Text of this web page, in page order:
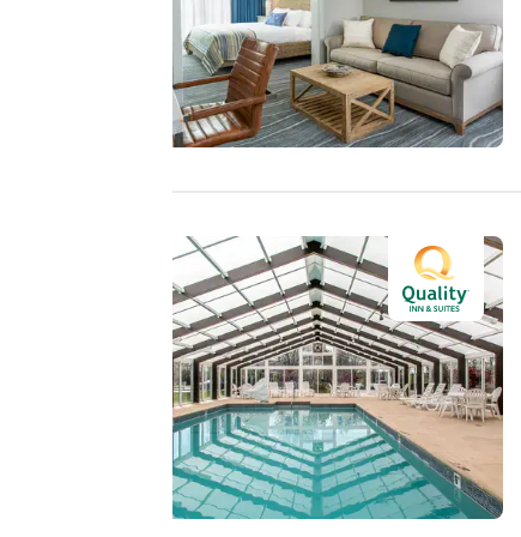
wichtig.
Unsere Website
verwendet Cookies,
einschließlich Cookies
Verbesserung und um
personalisiertes Web-
Erlebnis zu bieten,
indem Werbung gemäß
Ihrer Vorlieben gesendet
wird. So können wir uns
an Ihre Angaben
erinnern, Ihnen
interessante Produkte